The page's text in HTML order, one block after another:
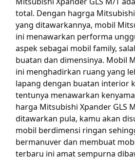
total. Dengan hagrga
yang ditawarkannya, mobil
ini menawarkan performa
aspek sebagai mobil family,
buatan dan dimensinya. Mobil
ini menghadirkan ruang yang
lapang dengan buatan interior
tentunya menawarkan
harga Mitsubishi Xpander GLS
ditawarkan pula, kamu akan
mobil berdimensi ringan
bermanuver dan membuat
terbaru ini amat sempurna